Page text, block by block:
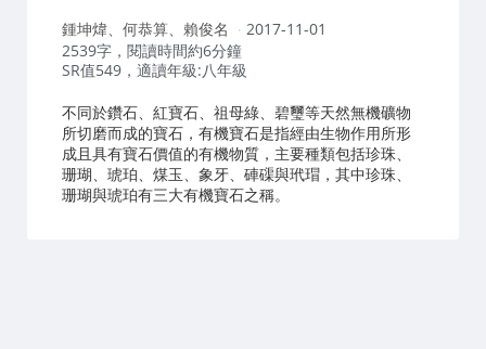
作
者：
鍾坤煒、何恭算、賴俊名
2017-11-01
2539字，閱讀時間約6分鐘
SR值549，適讀年級:八年級
不同於鑽石、紅寶石、祖母綠、碧璽等天然無機礦物
所切磨而成的寶石，有機寶石是指經由生物作用所形
成且具有寶石價值的有機物質，主要種類包括珍珠、
珊瑚、琥珀、煤玉、象牙、硨磲與玳瑁，其中珍珠、
珊瑚與琥珀有三大有機寶石之稱。